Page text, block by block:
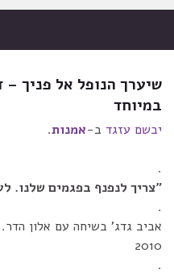
שיערך הנופל אל פניך
במיוחד
יבשם עזגד ב-אמנות.
.
"צריך לנפנף בפגמים שלנו.
.
2010
.